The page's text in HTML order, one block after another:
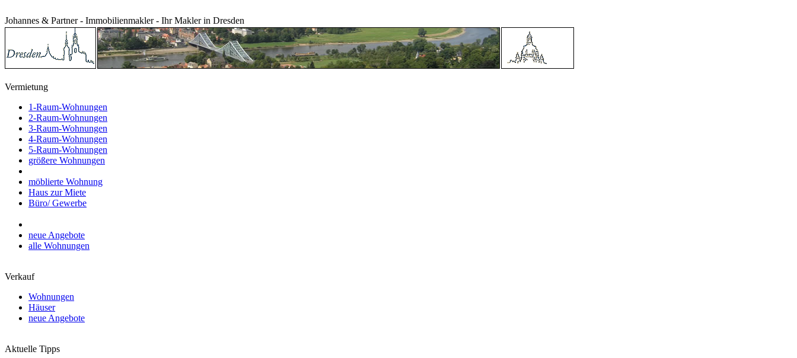
Johannes & Partner - Immobilienmakler - Ihr Makler in Dresden
Vermietung
1-Raum-Wohnungen
2-Raum-Wohnungen
3-Raum-Wohnungen
4-Raum-Wohnungen
5-Raum-Wohnungen
größere Wohnungen
möblierte Wohnung
Haus zur Miete
Büro/ Gewerbe
neue Angebote
alle Wohnungen
Verkauf
Wohnungen
Häuser
neue Angebote
Aktuelle Tipps